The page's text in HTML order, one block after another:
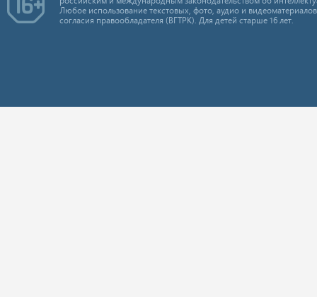
Любое использование текстовых, фото, аудио и
согласия правообладателя (ВГТРК). Для детей старше 16 лет.